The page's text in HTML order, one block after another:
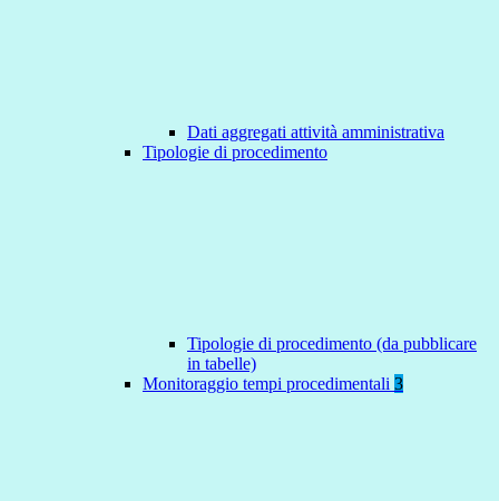
Dati aggregati attività amministrativa
Tipologie di procedimento
Tipologie di procedimento (da pubblicare
in tabelle)
Monitoraggio tempi procedimentali 3